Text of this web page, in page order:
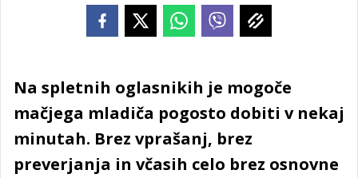
Na spletnih oglasnikih je mogoče
mačjega mladiča pogosto dobiti v nekaj
minutah. Brez vprašanj, brez
preverjanja in včasih celo brez osnovne